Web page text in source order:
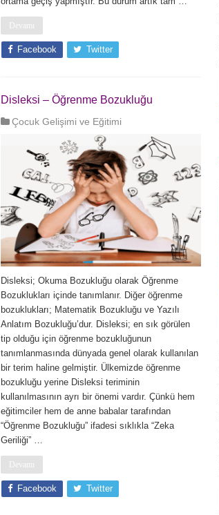
Devamı
Facebook Twitter
Disleksi – Öğrenme Bozukluğu
Çocuk Gelişimi ve Eğitimi
Disleksi; Okuma Bozukluğu olarak Öğrenme
Bozuklukları içinde tanımlanır. Diğer öğrenme
bozuklukları; Matematik Bozukluğu ve Yazılı
Anlatım Bozukluğu’dur. Disleksi; en sık görülen
tip olduğu için öğrenme bozukluğunun
tanımlanmasında dünyada genel olarak kullanılan
bir terim haline gelmiştir. Ülkemizde öğrenme
bozukluğu yerine Disleksi teriminin
kullanılmasının ayrı bir önemi vardır. Çünkü hem
eğitimciler hem de anne babalar tarafından
“Öğrenme Bozukluğu” ifadesi sıklıkla “Zeka
Geriliği” …
Devamı
Facebook Twitter